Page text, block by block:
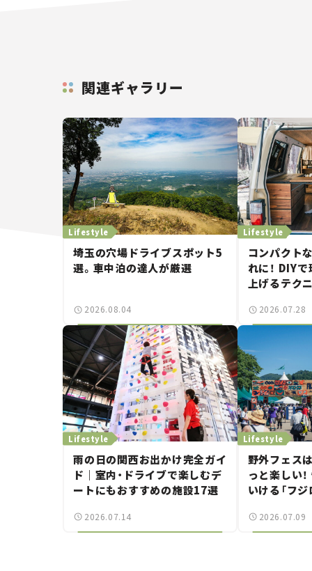
関連ギャラリー
Lifestyle
埼玉の穴場ドライブスポット5
選。車中泊の達人が厳選
2026.08.04
Lifestyle
コンパクト
れに！ DIY
上げるテク
2026.07.28
Lifestyle
雨の日の関西お出かけ完全ガイ
ド｜室内・ドライブで楽しむデ
ートにもおすすめの施設17選
2026.07.14
Lifestyle
野外フェス
っと楽しい
いける「フジ
2026.07.09